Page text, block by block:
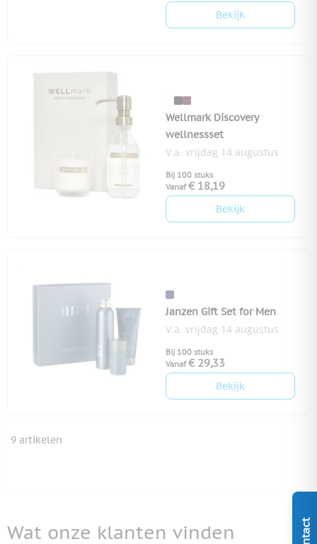
Bekijk
Wellmark Discovery
wellnessset
V.a. vrijdag 14 augustus
Bij 100 stuks
Vanaf € 18,19
Bekijk
Janzen Gift Set for Men
V.a. vrijdag 14 augustus
Bij 100 stuks
Vanaf € 29,33
Bekijk
9 artikelen
Wat onze klanten vinden